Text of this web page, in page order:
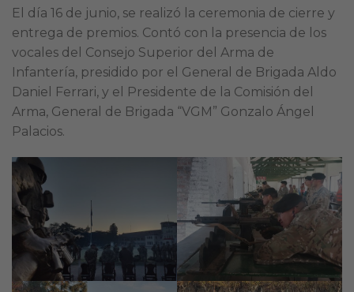
El día 16 de junio, se realizó la ceremonia de cierre y
entrega de premios. Contó con la presencia de los
vocales del Consejo Superior del Arma de
Infantería, presidido por el General de Brigada Aldo
Daniel Ferrari, y el Presidente de la Comisión del
Arma, General de Brigada “VGM” Gonzalo Ángel
Palacios.